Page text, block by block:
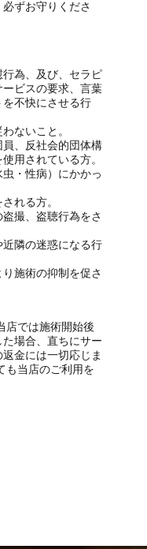
ずお守りくださ
行為、及び、セラピ
ビスの要求、言葉
不快にさせる行
ないこと。
員、反社会的団体構
用されている方。
・性病）にかかっ
れる方。
撮、盗聴行為をさ
近隣の迷惑になる行
施術の抑制を促さ
店では施術開始後
場合、直ちにサー
金には一切応じま
も当店のご利用を